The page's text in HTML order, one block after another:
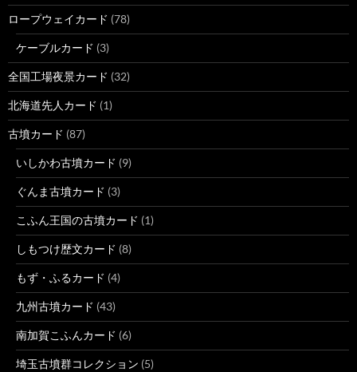
ロープウェイカード (78)
ケーブルカード (3)
全国工場夜景カード (32)
北海道先人カード (1)
古墳カード (87)
いしかわ古墳カード (9)
ぐんま古墳カード (3)
こふん王国の古墳カード (1)
しもつけ歴文カード (8)
もず・ふるカード (4)
九州古墳カード (43)
南加賀こふんカード (6)
埼玉古墳群コレクション (5)